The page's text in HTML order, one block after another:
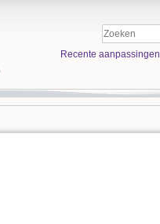
Recente aanpassingen